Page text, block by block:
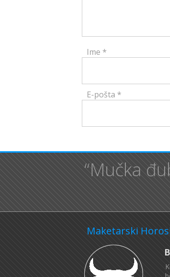
Ime *
E-pošta *
“Mučka
Maketarski